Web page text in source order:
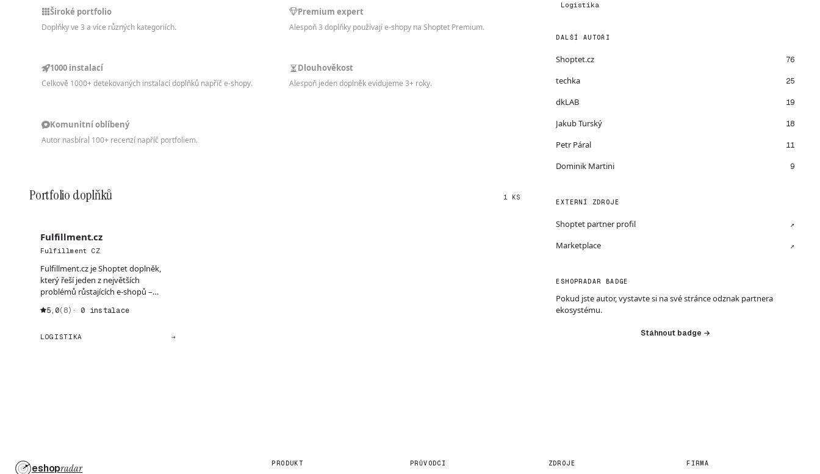
Široké portfolio
Doplňky ve 3 a více různých kategoriích.
Premium expert
Alespoň 3 doplňky používají e-shopy na Shoptet Premium.
1000 instalací
Celkově 1000+ detekovaných instalací doplňků napříč e-shopy.
Dlouhověkost
Alespoň jeden doplněk evidujeme 3+ roky.
Komunitní oblíbený
Autor nasbíral 100+ recenzí napříč portfoliem.
Portfolio doplňků 1 KS
Fulfillment.cz
Fulfillment CZ
Fulfillment.cz je Shoptet doplněk,
který řeší jeden z největších
problémů růstajících e-shopů –
5,0(8) · 0 instalace
LOGISTIKA →
Logistika
DALŠÍ AUTOŘI
Shoptet.cz 76
techka 25
dkLAB 19
Jakub Turský 18
Petr Páral 11
Dominik Martini 9
EXTERNÍ ZDROJE
Shoptet partner profil ↗
Marketplace ↗
ESHOPRADAR BADGE
Pokud jste autor, vystavte si na své stránce odznak partnera
ekosystému.
Stáhnout badge →
eshopradar PRODUKT PRŮVODCI ZDROJE FIRMA